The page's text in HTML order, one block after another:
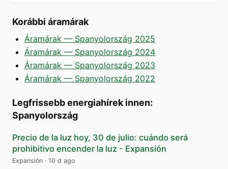
Korábbi áramárak
Áramárak — Spanyolország 2025
Áramárak — Spanyolország 2024
Áramárak — Spanyolország 2023
Áramárak — Spanyolország 2022
Legfrissebb energiahírek innen:
Spanyolország
Precio de la luz hoy, 30 de julio: cuándo será
prohibitivo encender la luz - Expansión
Expansión · 10 d ago